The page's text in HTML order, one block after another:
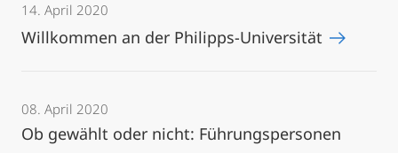
14. April 2020
Willkommen an der Philipps-Universität
08. April 2020
Ob gewählt oder nicht: Führungspersonen